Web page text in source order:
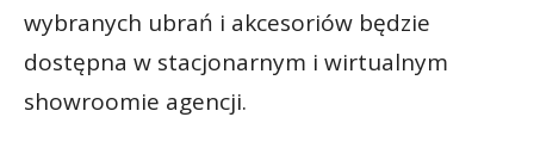
wybranych ubrań i akcesoriów będzie
dostępna w stacjonarnym i wirtualnym
showroomie agencji.